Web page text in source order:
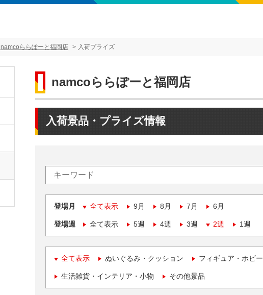
namcoららぽーと福岡店 入荷プライズ
namcoららぽーと福岡店
入荷景品・プライズ情報
登場月 全て表示 9月 8月 7月 6月
登場週 全て表示 5週 4週 3週 2週 1週
全て表示 ぬいぐるみ・クッション フィギュア・ホビー
生活雑貨・インテリア・小物 その他景品